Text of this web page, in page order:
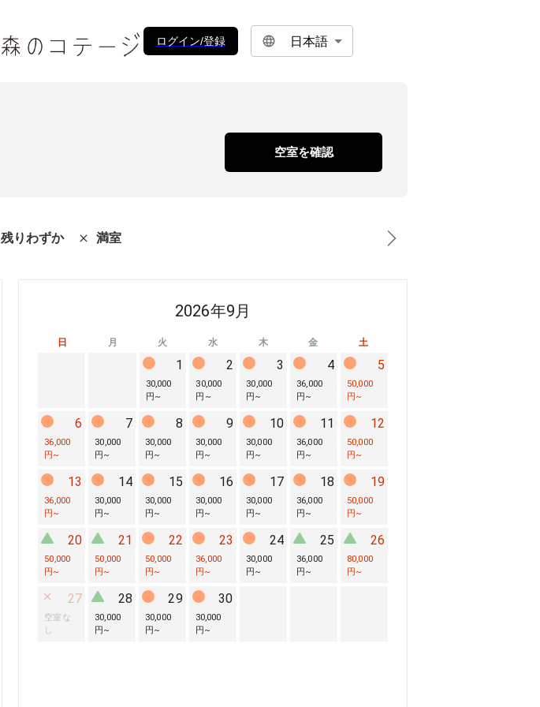
ログイン/登録 日本語
空室を確認
残りわずか 満室
2026年9月
日 月 火 水 木 金 土
1
30,000
円 ~
2
30,000
円 ~
3
30,000
円 ~
4
36,000
円 ~
5
50,000
円 ~
6
36,000
円 ~
7
30,000
円 ~
8
30,000
円 ~
9
30,000
円 ~
10
30,000
円 ~
11
36,000
円 ~
12
50,000
円 ~
13
36,000
円 ~
14
30,000
円 ~
15
30,000
円 ~
16
30,000
円 ~
17
30,000
円 ~
18
36,000
円 ~
19
50,000
円 ~
20
50,000
円 ~
21
50,000
円 ~
22
50,000
円 ~
23
36,000
円 ~
24
30,000
円 ~
25
36,000
円 ~
26
80,000
円 ~
27
空室な
し
28
30,000
円 ~
29
30,000
円 ~
30
30,000
円 ~